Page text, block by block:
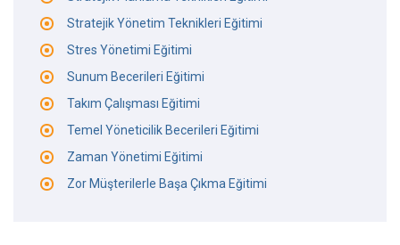
Stratejik Yönetim Teknikleri Eğitimi
Stres Yönetimi Eğitimi
Sunum Becerileri Eğitimi
Takım Çalışması Eğitimi
Temel Yöneticilik Becerileri Eğitimi
Zaman Yönetimi Eğitimi
Zor Müşterilerle Başa Çıkma Eğitimi